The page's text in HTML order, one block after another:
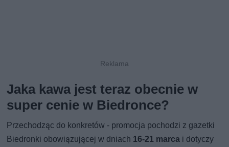
Jaka kawa jest teraz obecnie w
super cenie w Biedronce?
Przechodząc do konkretów - promocja pochodzi z gazetki
Biedronki obowiązującej w dniach 16-21 marca i dotyczy